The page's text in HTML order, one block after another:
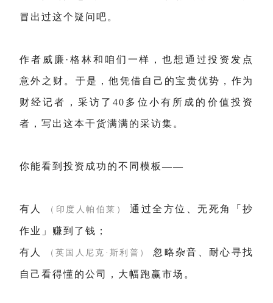
冒出过这个疑问吧。
作者威廉·格林和咱们一样，也想通过投资发点
意外之财。于是，他凭借自己的宝贵优势，作为
财经记者，采访了40多位小有所成的价值投资
者，写出这本干货满满的采访集。
你能看到投资成功的不同模板——
有人 （印度人帕伯莱） 通过全方位、无死角「抄
作业」赚到了钱；
有人 （英国人尼克·斯利普） 忽略杂音、耐心寻找
自己看得懂的公司，大幅跑赢市场。